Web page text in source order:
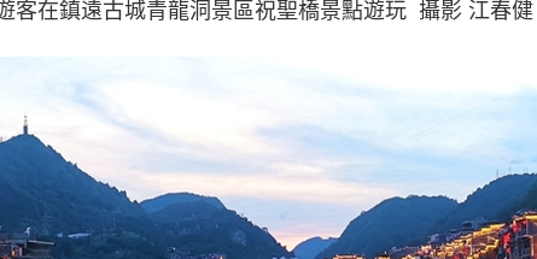
客在鎮遠古城青龍洞景區祝聖橋景點遊玩 攝影 江春